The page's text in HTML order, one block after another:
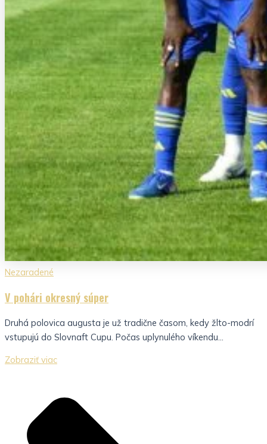
Nezaradené
V pohári okresný súper
Druhá polovica augusta je už tradične časom, kedy žlto-modrí
vstupujú do Slovnaft Cupu. Počas uplynulého víkendu...
Zobraziť viac